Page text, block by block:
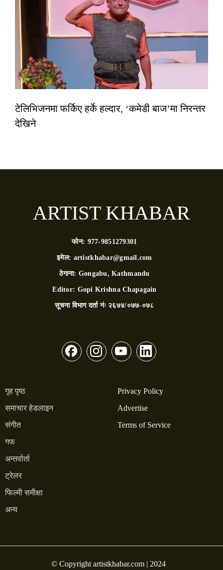
टेलिभिजनमा फर्किए हर्के हल्दार, ‘कमेडी बाज’मा निरन्तर
देखिने
ARTIST KHABAR
फोन: 977-9851279301
इमेल: artistkhabar@gmail.com
ठेगाना: Gongabu, Kathmandu
Editor: Gopi Krishna Chapagain
सूचना विभाग दर्ता नंः २६७४/०७७-०७८
गृह पृष्ठ
समाचार हेडलाइन
संगीत
गफ
अन्तर्वार्ता
ट्रेलर
फिल्मी समीक्षा
अन्य
Privacy Policy
Advertise
Terms of Service
© Copyright artistkhabar.com | 2024